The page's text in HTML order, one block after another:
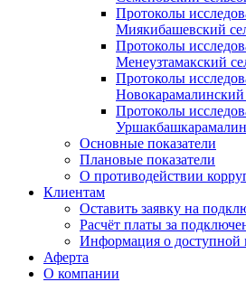
Протоколы
Миякибашевский
Протоколы
Менеузтамакский
Протоколы
Новокарамалинский
Протоколы
Основные показатели
Плановые показатели
О противодействии
Клиентам
Оставить заявку на
Расчёт платы за
Информация о доступной
Аферта
О компании